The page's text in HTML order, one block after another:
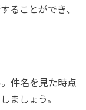
ることができ、
件名を見た時点
ましょう。